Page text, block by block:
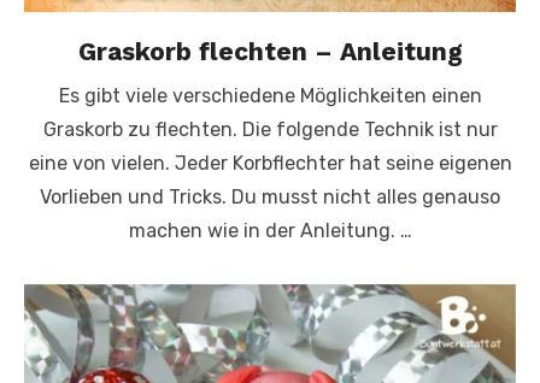
Graskorb flechten – Anleitung
Es gibt viele verschiedene Möglichkeiten einen
Graskorb zu flechten. Die folgende Technik ist nur
eine von vielen. Jeder Korbflechter hat seine eigenen
Vorlieben und Tricks. Du musst nicht alles genauso
machen wie in der Anleitung. …